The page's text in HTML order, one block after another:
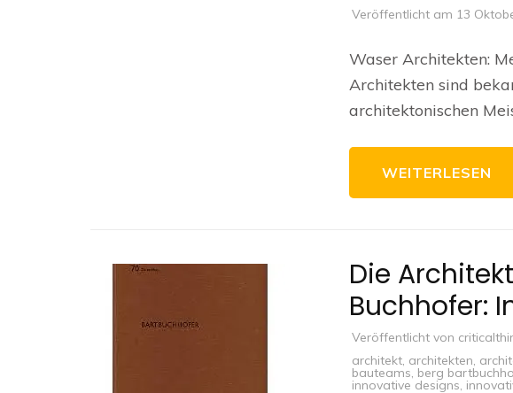
Veröffentlicht am 13
Waser Architekten:
Architekten sind
architektonischen
WEITERLESEN
Die
Buchhofer:
Veröffentlicht von
architekt, architekten,
bauteams, berg
innovative designs,